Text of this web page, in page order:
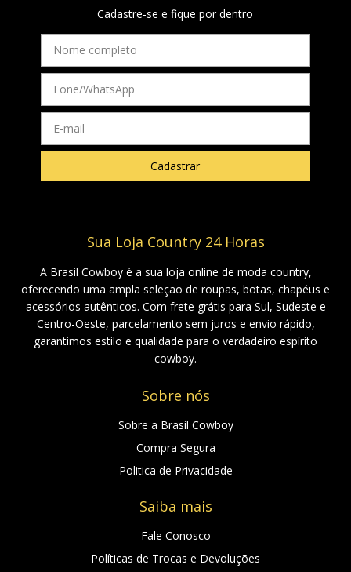
Cadastre-se e fique por dentro
Sua Loja Country 24 Horas
A Brasil Cowboy é a sua loja online de moda country,
oferecendo uma ampla seleção de roupas, botas, chapéus e
acessórios autênticos. Com frete grátis para Sul, Sudeste e
Centro-Oeste, parcelamento sem juros e envio rápido,
garantimos estilo e qualidade para o verdadeiro espírito
cowboy.
Sobre nós
Sobre a Brasil Cowboy
Compra Segura
Politica de Privacidade
Saiba mais
Fale Conosco
Políticas de Trocas e Devoluções